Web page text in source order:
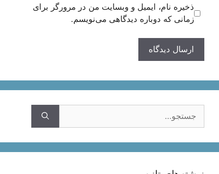
ذخیره نام، ایمیل و وبسایت من در مرورگر برای
زمانی که دوباره دیدگاهی می‌نویسم.